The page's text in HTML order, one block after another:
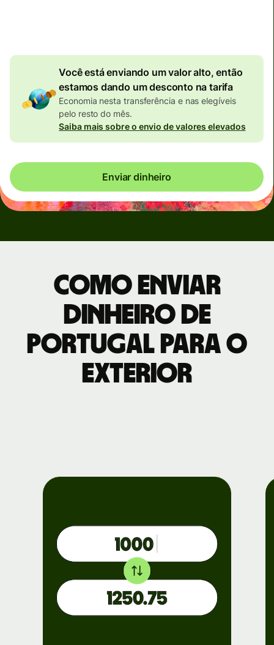
Você está enviando um valor alto, então
estamos dando um desconto na tarifa
Economia nesta transferência e nas elegíveis
pelo resto do mês.
Saiba mais sobre o envio de valores elevados
Enviar dinheiro
Como enviar
dinheiro de
Portugal para o
exterior